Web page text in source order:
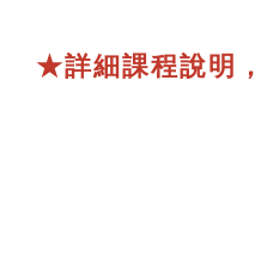
★詳細課程說明